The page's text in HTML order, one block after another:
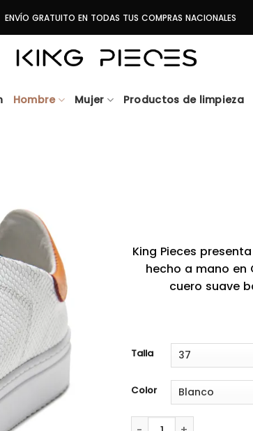
ENVÍO GRATUITO EN TODAS TUS COMPRAS NACIONALES
Hombre Mujer Productos de limpieza
King Pieces
hecho a mano en
cuero suave
Talla
Color
Lourdes White II